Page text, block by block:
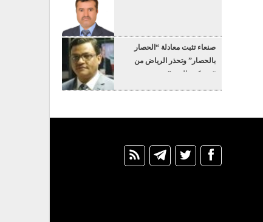
صنعاء تثبت معادلة “الحصار
بالحصار” وتحذر الرياض من
“عسكرة البحر”